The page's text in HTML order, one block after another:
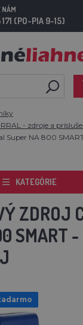
(PO-PIA 9-15)
- zdroje a
Super NA 800
KATEGÓRIE
ZDROJ
SMART -